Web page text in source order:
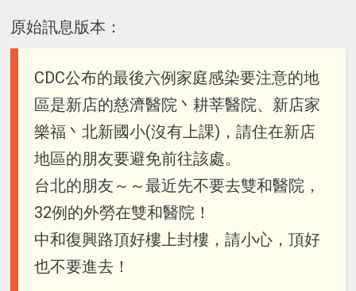
原始訊息版本：
CDC公布的最後六例家庭感染要注意的地
區是新店的慈濟醫院丶耕莘醫院、新店家
樂福丶北新國小(沒有上課)，請住在新店
地區的朋友要避免前往該處。
台北的朋友～～最近先不要去雙和醫院，
32例的外勞在雙和醫院！
中和復興路頂好樓上封樓，請小心，頂好
也不要進去！